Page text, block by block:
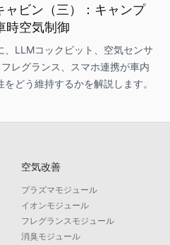
ャビン（三）：キャンプ
時空気制御
、LLMコックピット、空気センサ
レグランス、スマホ連携が車内
どう維持するかを解説します。
空気改善
プラズマモジュール
イオンモジュール
フレグランスモジュール
消臭モジュール